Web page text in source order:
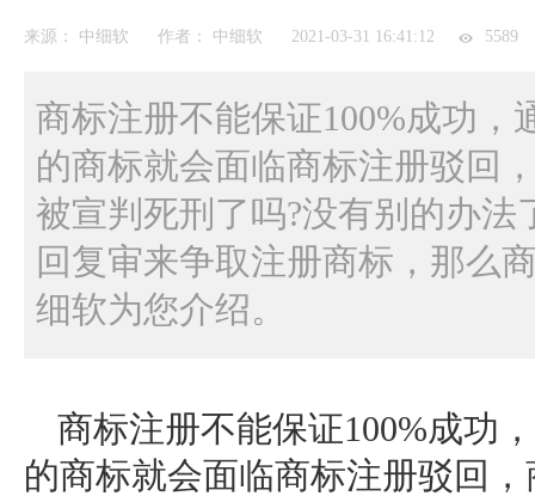
来源： 中细软 作者： 中细软 2021-03-31 16:41:12 5589
商标注册不能保证100%成功，
的商标就会面临商标注册驳回
被宣判死刑了吗?没有别的办
回复审来争取注册商标，那么
细软为您介绍。
商标注册不能保证100%成功
的商标就会面临商标注册驳回